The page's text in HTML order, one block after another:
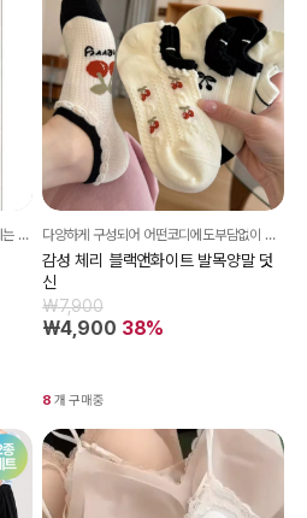
냉장고, 세탁기, 현관문 철제로 된 부분에는 자석으로 착! 무타공으로 1초만에 설치 가능!! 다양하게 구성되어 어떤코디에도부담없이 매치하기 좋아요:)
감성 체리 블랙앤화이트 발목양말 덧
신
₩7,900
₩4,900 38%
8 개 구매중